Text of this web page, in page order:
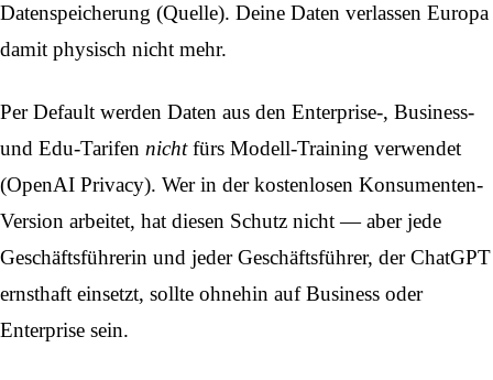
Datenspeicherung (Quelle). Deine Daten verlassen Europa
damit physisch nicht mehr.
Per Default werden Daten aus den Enterprise-, Business-
und Edu-Tarifen nichtfürs Modell-Training verwendet
(OpenAI Privacy). Wer in der kostenlosen Konsumenten-
Version arbeitet, hat diesen Schutz nicht — aber jede
Geschäftsführerin und jeder Geschäftsführer, der ChatGPT
ernsthaft einsetzt, sollte ohnehin auf Business oder
Enterprise sein.